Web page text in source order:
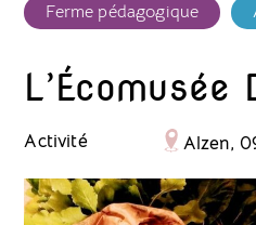
Ferme pédagogique
L’Écomusée
Activité Alzen,